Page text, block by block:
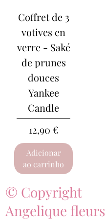
Coffret de 3
votives en
verre - Saké
de prunes
douces
Yankee
Candle
Preço
12,90 €
Adicionar
ao carrinho
© Copyright
Angelique fleurs